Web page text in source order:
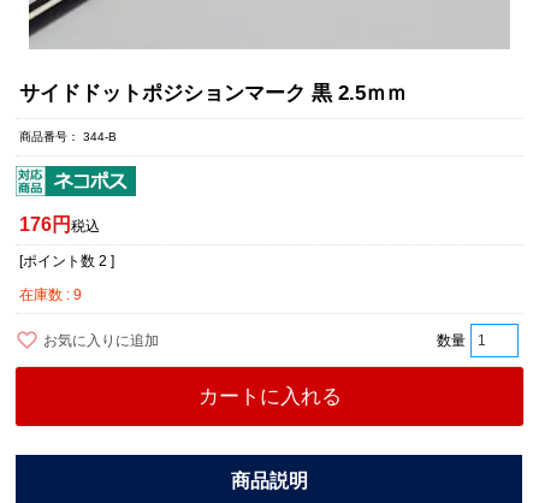
サイドドットポジションマーク 黒 2.5ｍｍ
商品番号 344-B
176 税込
[ポイント数 2 ]
在庫数
9
お気に入りに追加
カートに入れる